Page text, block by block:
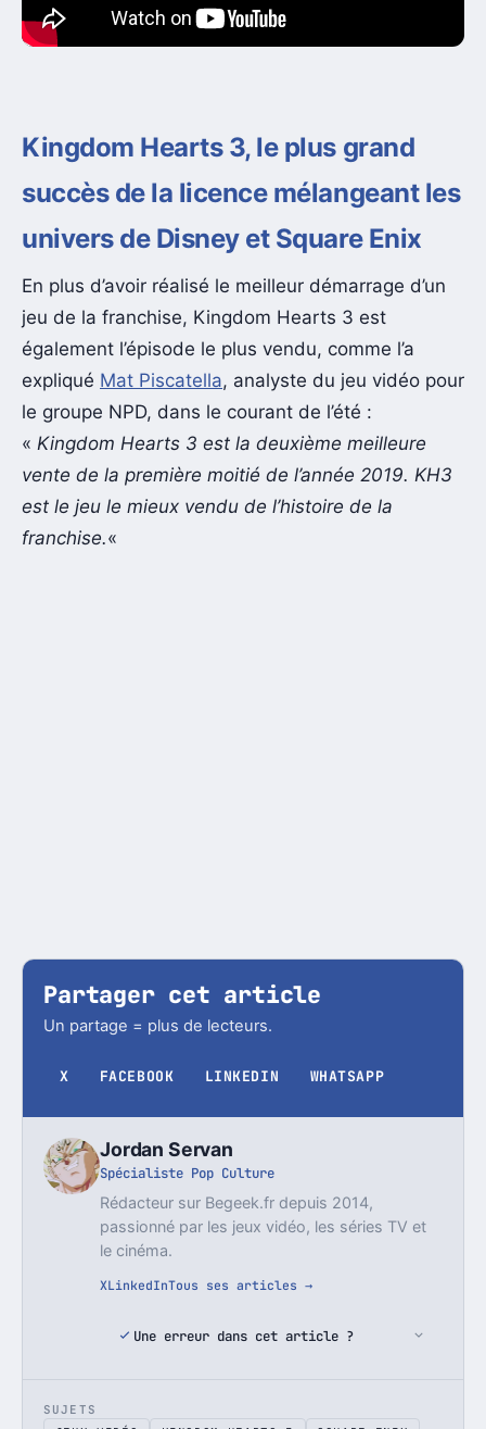
Kingdom Hearts 3, le plus grand
succès de la licence mélangeant les
univers de Disney et Square Enix
En plus d’avoir réalisé le meilleur démarrage d’un
jeu de la franchise, Kingdom Hearts 3 est
également l’épisode le plus vendu, comme l’a
expliqué Mat Piscatella, analyste du jeu vidéo pour
le groupe NPD, dans le courant de l’été :
« Kingdom Hearts 3 est la deuxième meilleure
vente de la première moitié de l’année 2019. KH3
est le jeu le mieux vendu de l’histoire de la
franchise.«
Partager cet article
Un partage = plus de lecteurs.
X FACEBOOK LINKEDIN WHATSAPP
Jordan Servan
Spécialiste Pop Culture
Rédacteur sur Begeek.fr depuis 2014,
passionné par les jeux vidéo, les séries TV et
le cinéma.
XLinkedInTous ses articles →
Une erreur dans cet article ?
SUJETS